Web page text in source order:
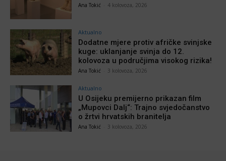
Ana Tokić 4 kolovoza, 2026
Aktualno
Dodatne mjere protiv afričke svinjske
kuge: uklanjanje svinja do 12.
kolovoza u područjima visokog rizika!
Ana Tokić 3 kolovoza, 2026
Aktualno
U Osijeku premijerno prikazan film
„Mupovci Dalj“: Trajno svjedočanstvo
o žrtvi hrvatskih branitelja
Ana Tokić 3 kolovoza, 2026